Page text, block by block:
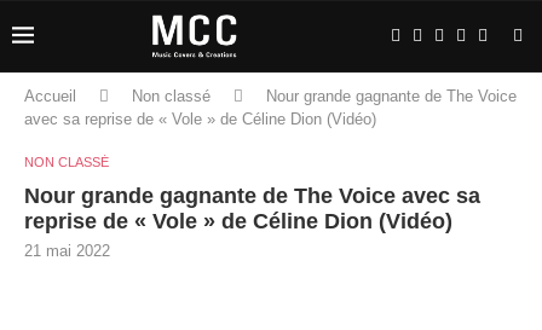
Accueil Non classé
Nour grande gagnante de The Voice
avec sa reprise de « Vole » de Céline Dion (Vidéo)
NON CLASSÉ
Nour grande gagnante de The Voice avec sa
reprise de « Vole » de Céline Dion (Vidéo)
21 mai 2022